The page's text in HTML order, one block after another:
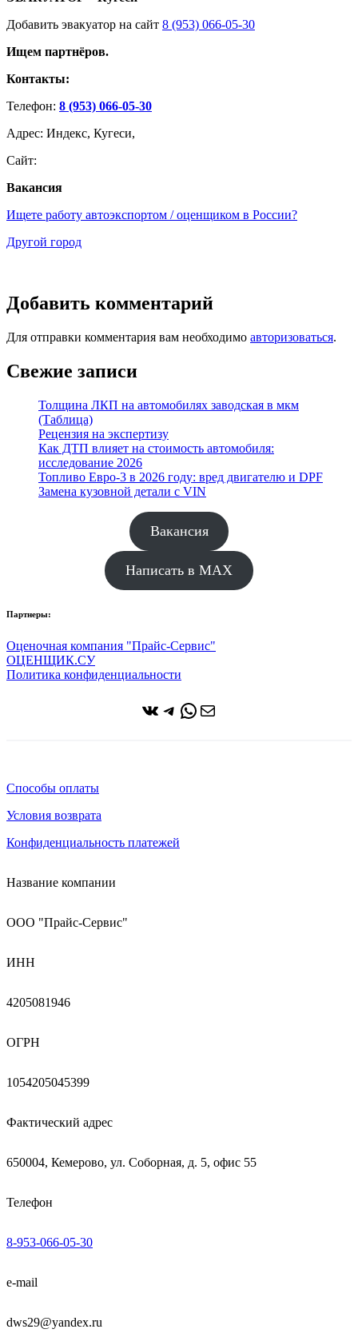
Добавить эвакуатор на сайт 8 (953) 066-05-30
Ищем партнёров.
Контакты:
Телефон: 8 (953) 066-05-30
Адрес: Индекс, Кугеси,
Сайт:
Вакансия
Ищете работу автоэкспортом / оценщиком в России?
Другой город
Добавить комментарий
Для отправки комментария вам необходимо авторизоваться.
Свежие записи
Толщина ЛКП на автомобилях заводская в мкм
(Таблица)
Рецензия на экспертизу
Как ДТП влияет на стоимость автомобиля:
исследование 2026
Топливо Евро-3 в 2026 году: вред двигателю и DPF
Замена кузовной детали с VIN
Вакансия
Написать в MAX
Партнеры:
Оценочная компания "Прайс-Сервис"
ОЦЕНЩИК.СУ
Политика конфиденциальности
ВКонтакте
Telegram
WhatsApp
Почта
Способы оплаты
Условия возврата
Конфиденциальность платежей
Название компании
ООО "Прайс-Сервис"
ИНН
4205081946
ОГРН
1054205045399
Фактический адрес
650004, Кемерово, ул. Соборная, д. 5, офис 55
Телефон
8-953-066-05-30
e-mail
dws29@yandex.ru